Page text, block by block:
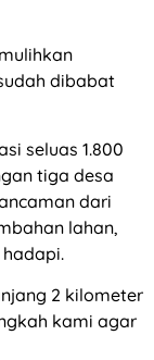
dibabat
seluas 1.800
tiga desa
dari
lahan,
2 kilometer
kami agar